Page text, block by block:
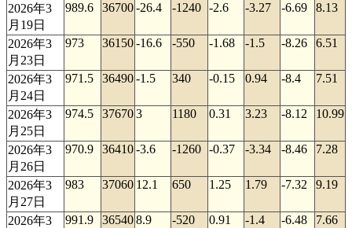
2026年3
月19日
989.6 36700-26.4 -1240 -2.6 -3.27 -6.69 8.13
2026年3
月23日
973 36150-16.6 -550 -1.68 -1.5 -8.26 6.51
2026年3
月24日
971.5 36490-1.5 340 -0.15 0.94 -8.4 7.51
2026年3
月25日
974.5 376703 1180 0.31 3.23 -8.12 10.99
2026年3
月26日
970.9 36410-3.6 -1260 -0.37 -3.34 -8.46 7.28
2026年3
月27日
983 37060 12.1 650 1.25 1.79 -7.32 9.19
2026年3
991.9 365408.9 -520 0.91 -1.4 -6.48 7.66